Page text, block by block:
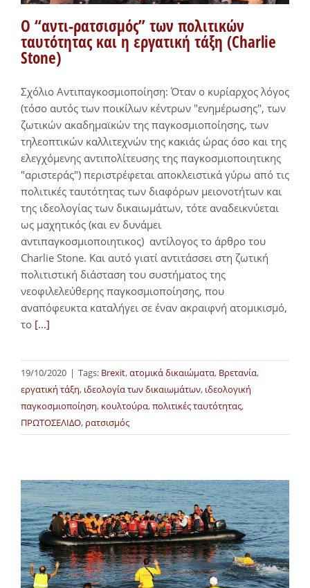
Ο “αντι-ρατσισμός” των πολιτικών
ταυτότητας και η εργατική τάξη (Charlie
Stone)
Σχόλιο Αντιπαγκοσμιοποίηση: Όταν ο κυρίαρχος λόγος
(τόσο αυτός των ποικίλων κέντρων "ενημέρωσης", των
ζωτικών ακαδημαϊκών της παγκοσμιοποίησης, των
τηλεοπτικών καλλιτεχνών της κακιάς ώρας όσο και της
ελεγχόμενης αντιπολίτευσης της παγκοσμιοποιητικης
"αριστεράς") περιστρέφεται αποκλειστικά γύρω από τις
πολιτικές ταυτότητας των διαφόρων μειονοτήτων και
της ιδεολογίας των δικαιωμάτων, τότε αναδεικνύεται
ως μαχητικός (και εν δυνάμει
αντιπαγκοσμιοποιητικος) αντίλογος το άρθρο του
Charlie Stone. Και αυτό γιατί αντιτάσσει στη ζωτική
πολιτιστική διάσταση του συστήματος της
νεοφιλελεύθερης παγκοσμιοποίησης, που
αναπόφευκτα καταλήγει σε έναν ακραιφνή ατομικισμό,
το [...]
19/10/2020 | Tags: Brexit,ατομικά δικαιώματα, Βρετανία,
εργατική τάξη, ιδεολογία των δικαιωμάτων, ιδεολογική
παγκοσμιοποίηση, κουλτούρα,πολιτικές ταυτότητας,
ΠΡΩΤΟΣΕΛΙΔΟ, ρατσισμός